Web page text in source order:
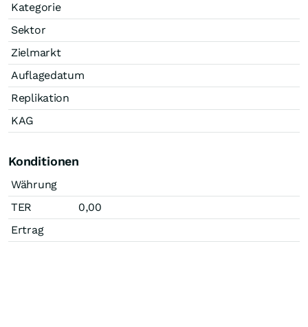
Kategorie
Sektor
Zielmarkt
Auflagedatum
Replikation
KAG
Konditionen
Währung
TER
0,00
Ertrag